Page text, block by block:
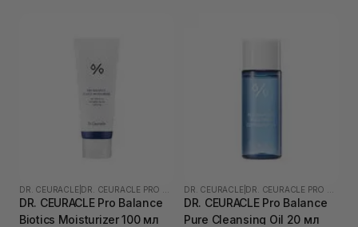
DR. CEURACLE
DR. CEURACLE Pro Balance
Biotics Moisturizer 100 мл
DR. CEURACLE
DR. CEURACLE Pro Balance
Pure Cleansing Oil 20 мл